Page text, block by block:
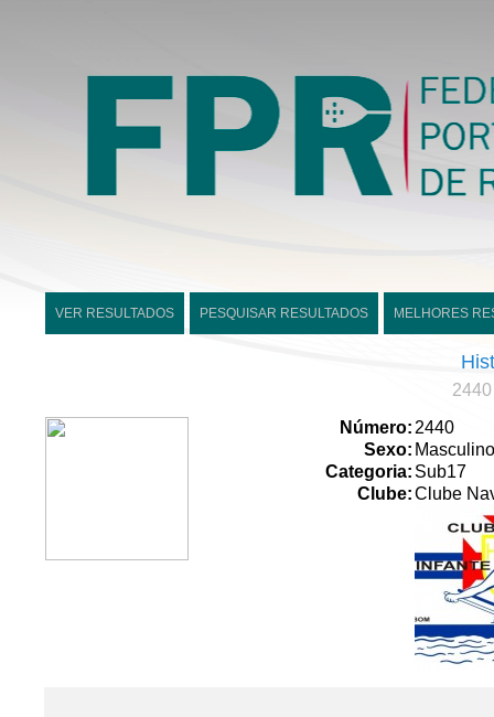
VER RESULTADOS PESQUISAR RESULTADOS MELHORES
Número: 2440
Sexo: Masculino
Categoria: Sub17
Clube:Clube